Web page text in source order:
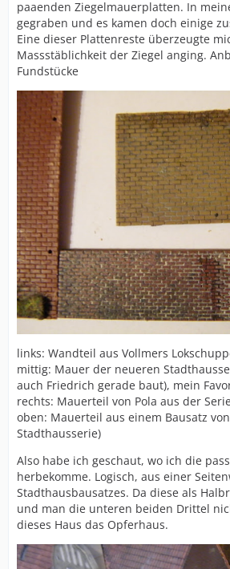
paaenden Ziegelmauerplatten. In
gegraben und es kamen doch einige
Eine dieser Plattenreste überzeugte
Massstäblichkeit der Ziegel anging.
Fundstücke
links: Wandteil aus Vollmers
mittig: Mauer der neueren
auch Friedrich gerade baut), mein
rechts: Mauerteil von Pola aus der
oben: Mauerteil aus einem Bausatz
Stadthausserie)
Also habe ich geschaut, wo ich die
herbekomme. Logisch, aus einer
Stadthausbausatzes. Da diese als
und man die unteren beiden Drittel
dieses Haus das Opferhaus.